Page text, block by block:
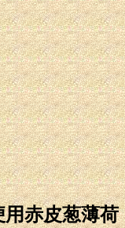
赤皮葱薄荷